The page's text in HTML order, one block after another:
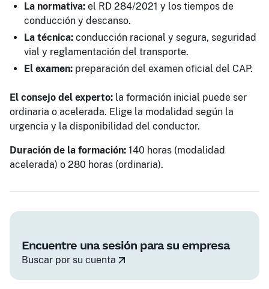
La normativa: el RD 284/2021 y los tiempos de
conducción y descanso.
La técnica: conducción racional y segura, seguridad
vial y reglamentación del transporte.
El examen: preparación del examen oficial del CAP.
El consejo del experto: la formación inicial puede ser
ordinaria o acelerada. Elige la modalidad según la
urgencia y la disponibilidad del conductor.
Duración de la formación: 140 horas (modalidad
acelerada) o 280 horas (ordinaria).
Encuentre una sesión para su empresa
Buscar por su cuenta